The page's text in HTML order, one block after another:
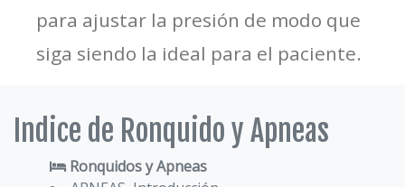
para ajustar la presión de modo que
siga siendo la ideal para el paciente.
Indice de Ronquido y Apneas
Ronquidos y Apneas